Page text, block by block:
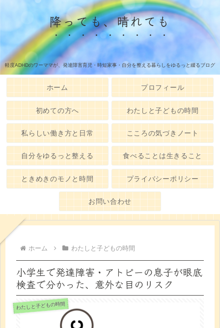
降っても、晴れても
軽度ADHDのワーママが、発達障害育児・時短家事・自分を整える暮らしをゆるっと綴るブログ
ホーム プロフィール
初めての方へ わたしと子どもの時間
私らしい働き方と日常 こころの気づきノート
自分をゆるっと整える 食べることは生きること
ときめきのモノと時間 プライバシーポリシー
お問い合わせ
ホーム わたしと子どもの時間
小学生で発達障害・アトピーの息子が眼底
検査で分かった、意外な目のリスク
わたしと子どもの時間